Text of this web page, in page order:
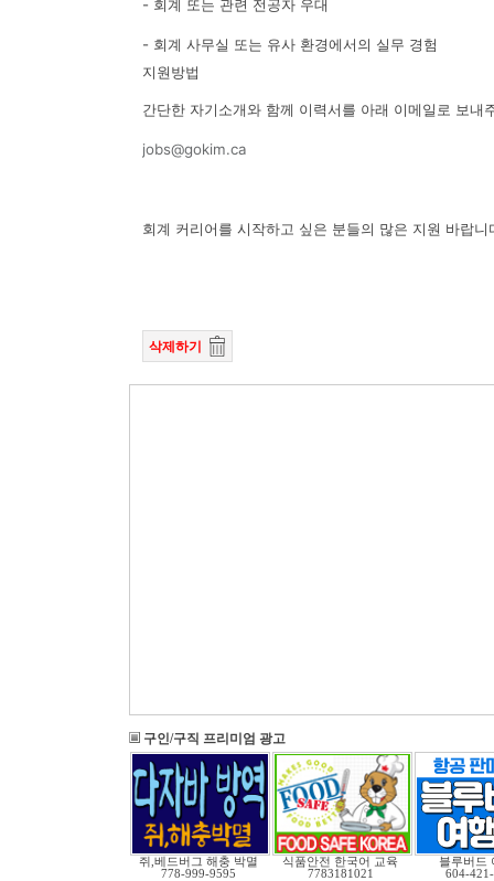
- 회계 또는 관련 전공자 우대
- 회계 사무실 또는 유사 환경에서의 실무 경험
지원방법
간단한 자기소개와 함께 이력서를 아래 이메일로 보내
jobs@gokim.ca
회계 커리어를 시작하고 싶은 분들의 많은 지원 바랍니
삭제하기
구인/구직 프리미엄 광고
쥐,베드버그 해충 박멸
778-999-9595
식품안전 한국어 교육
7783181021
블루버드
604-